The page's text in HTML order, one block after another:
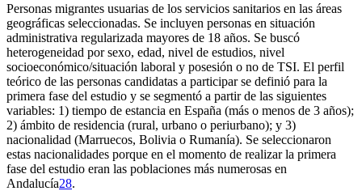
Personas migrantes usuarias de los servicios sanitarios en las áreas
geográficas seleccionadas. Se incluyen personas en situación
administrativa regularizada mayores de 18 años. Se buscó
heterogeneidad por sexo, edad, nivel de estudios, nivel
socioeconómico/situación laboral y posesión o no de TSI. El perfil
teórico de las personas candidatas a participar se definió para la
primera fase del estudio y se segmentó a partir de las siguientes
variables: 1) tiempo de estancia en España (más o menos de 3 años);
2) ámbito de residencia (rural, urbano o periurbano); y 3)
nacionalidad (Marruecos, Bolivia o Rumanía). Se seleccionaron
estas nacionalidades porque en el momento de realizar la primera
fase del estudio eran las poblaciones más numerosas en
Andalucía28.